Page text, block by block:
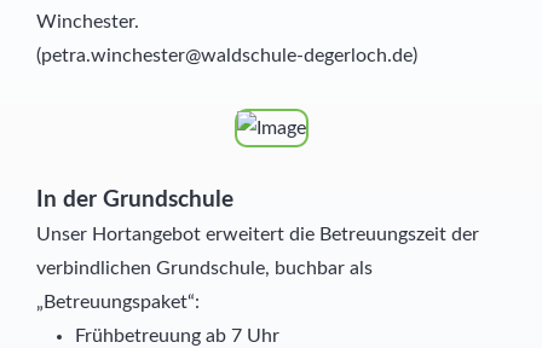
Winchester.
(petra.winchester@waldschule-degerloch.de)
In der Grundschule
Unser Hortangebot erweitert die Betreuungszeit der
verbindlichen Grundschule, buchbar als
„Betreuungspaket“:
Frühbetreuung ab 7 Uhr
Partner